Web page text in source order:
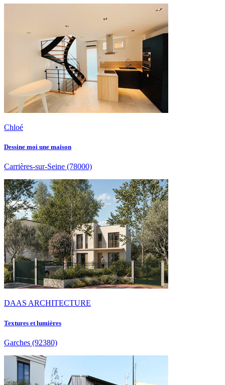
Chloé
Dessine moi une maison
Carrières-sur-Seine (78000)
DAAS ARCHITECTURE
Textures et lumières
Garches (92380)